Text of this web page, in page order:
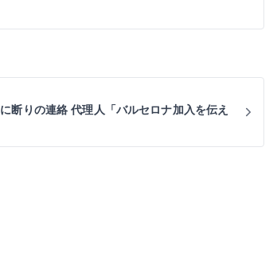
断りの連絡 代理人「バルセロナ加入を伝え